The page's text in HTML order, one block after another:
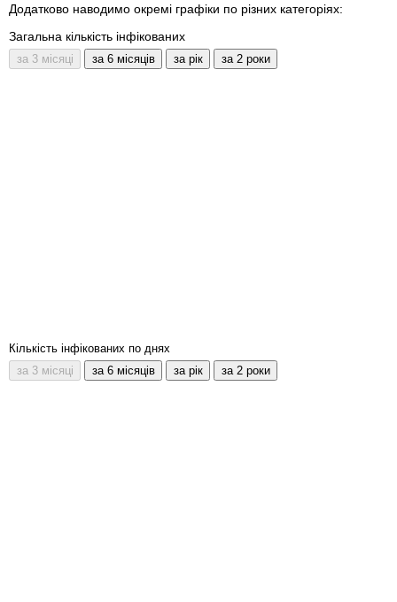
Додатково наводимо окремі графіки по різних категоріях:
Загальна кількість інфікованих
Кількість інфікованих по днях